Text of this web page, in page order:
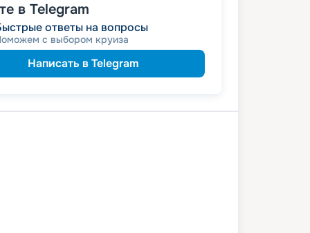
в Telegram
ответы на вопросы
с выбором круиза
Написать в Telegram